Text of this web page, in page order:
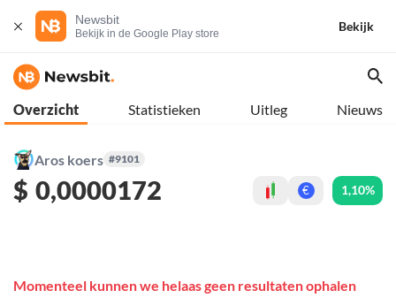
Newsbit
Bekijk in de Google Play store
Bekijk
Overzicht Statistieken Uitleg Nieuws
Aros koers #9101
$ 0,0000172 € 1,10%
Momenteel kunnen we helaas geen resultaten ophalen